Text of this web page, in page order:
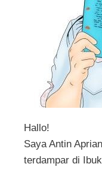
Hallo!
Saya Antin
terdampar di